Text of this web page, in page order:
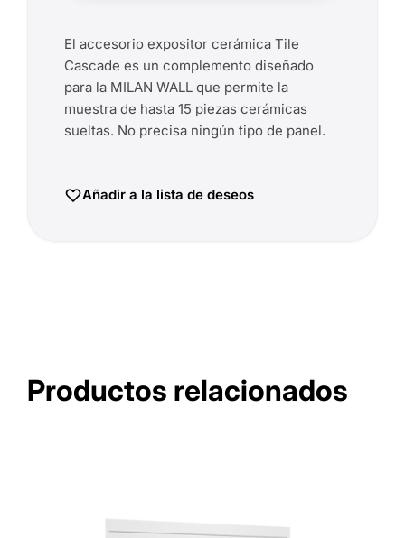
El accesorio expositor cerámica Tile
Cascade es un complemento diseñado
para la MILAN WALL que permite la
muestra de hasta 15 piezas cerámicas
sueltas. No precisa ningún tipo de panel.
Añadir a la lista de deseos
Productos relacionados